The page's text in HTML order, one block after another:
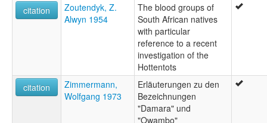
citation
Zoutendyk, Z.
Alwyn 1954
The blood groups of
South African natives
with particular
reference to a recent
investigation of the
Hottentots
citation
Zimmermann,
Wolfgang 1973
Erläuterungen zu den
Bezeichnungen
"Damara" und
"Owambo"